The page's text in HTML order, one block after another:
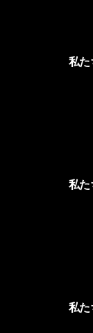
私た
私た
私た